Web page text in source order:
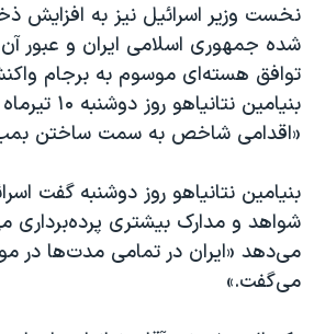
نخست وزیر اسرائیل نیز به افزایش
شده جمهوری اسلامی ایران و عبور آن
توافق هسته‌ای موسوم به برجام
بنیامین
«اقدامی شاخص به سمت ساختن
بنیامین نتانیاهو روز دوشنبه گفت
شواهد و مدارک بیشتری پرده‌برداری
می‌دهد «ایران در تمامی مدت‌ها در
می‌گفت.»